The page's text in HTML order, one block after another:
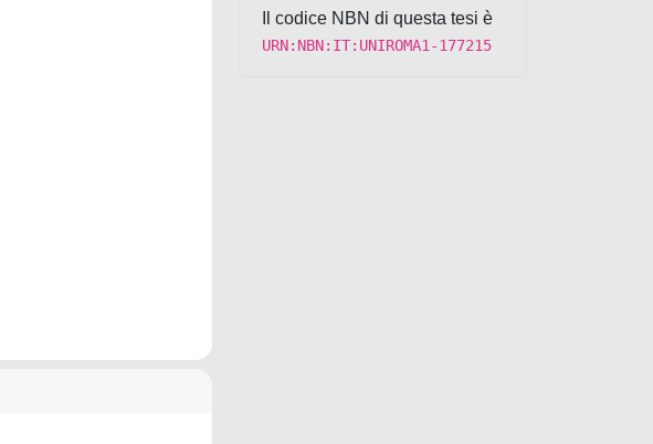
Il codice NBN di questa tesi è
URN:NBN:IT:UNIROMA1-177215